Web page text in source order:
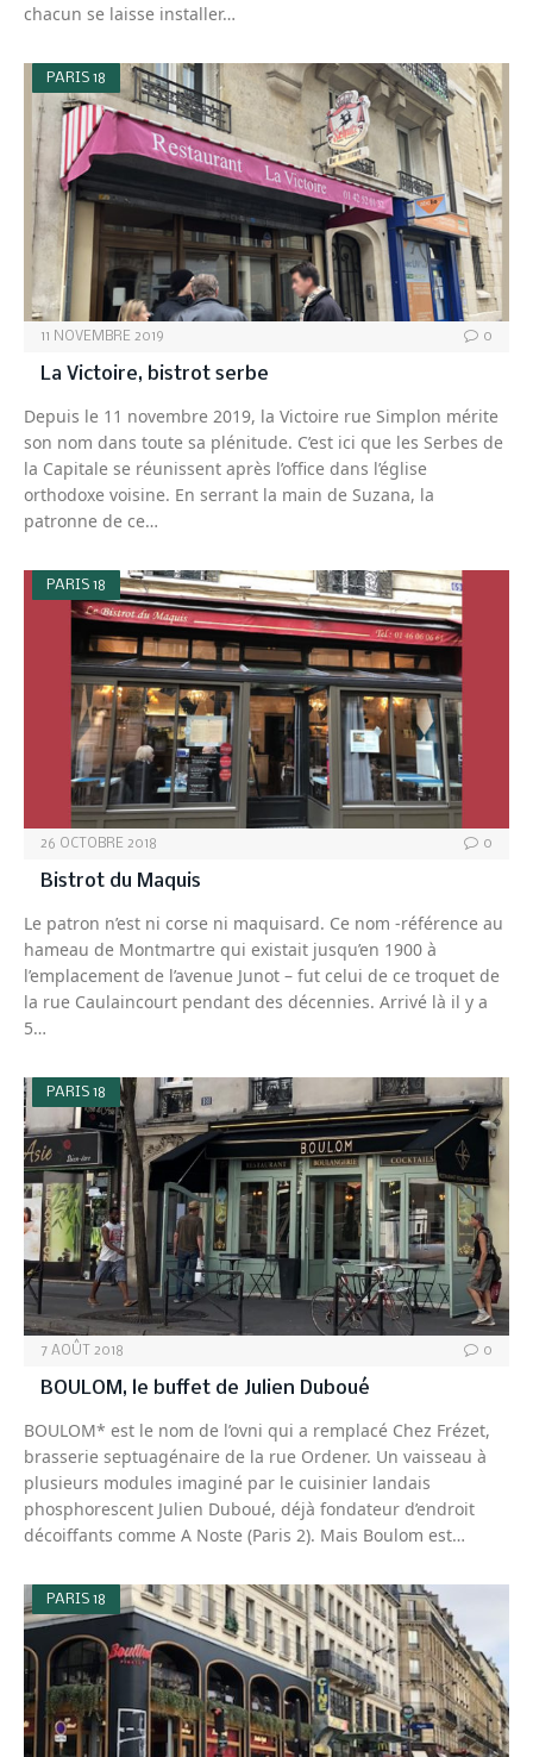
chacun se laisse installer…
PARIS 18
11 NOVEMBRE 2019 0
La Victoire, bistrot serbe
Depuis le 11 novembre 2019, la Victoire rue Simplon mérite
son nom dans toute sa plénitude. C’est ici que les Serbes de
la Capitale se réunissent après l’office dans l’église
orthodoxe voisine. En serrant la main de Suzana, la
patronne de ce…
PARIS 18
26 OCTOBRE 2018 0
Bistrot du Maquis
Le patron n’est ni corse ni maquisard. Ce nom -référence au
hameau de Montmartre qui existait jusqu’en 1900 à
l’emplacement de l’avenue Junot – fut celui de ce troquet de
la rue Caulaincourt pendant des décennies. Arrivé là il y a
5…
PARIS 18
7 AOÛT 2018 0
BOULOM, le buffet de Julien Duboué
BOULOM* est le nom de l’ovni qui a remplacé Chez Frézet,
brasserie septuagénaire de la rue Ordener. Un vaisseau à
plusieurs modules imaginé par le cuisinier landais
phosphorescent Julien Duboué, déjà fondateur d’endroit
décoiffants comme A Noste (Paris 2). Mais Boulom est…
PARIS 18